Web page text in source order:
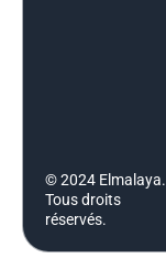
© 2024 Elmalaya.
Tous droits
réservés.